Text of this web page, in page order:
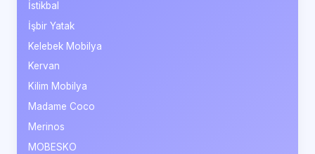
İstikbal
İşbir Yatak
Kelebek Mobilya
Kervan
Kilim Mobilya
Madame Coco
Merinos
MOBESKO